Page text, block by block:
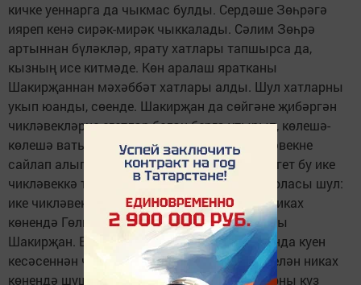
кичке уеннарга да чыкмас булды. Сердәше Зөһрәгә
ияреп кенә сирәк-мирәк чыккалады. Сәлим Зөһрә
артыннан бүләкләр, ярату хатлары тапшырса да,
кызның исе китмәде. Көн аралаш яратканы
Шакирҗаннан мәхәббәт хатлары алды. Шул хатларны
укып юанды, сөенде. Шакирҗан да сөйгәне җибәргән
чикләвекләрне егетләр белән бергә утырып, көлешә-
көлешә ватып ашады. Арадан ике зур чикләвекне
сайлап алып, куен кесәсенә салып куйды. Егет бу ике
чикләвеккә тияргә ярамаганын белә иде. Йоласы шул:
ике чикләвек авылга кире кайтырга тиеш. Никах
көнендә Гөлшаһидәсе белән ватып ашар аны
Шакирҗан. Егет авылны, сөйгәнен сагынганда куен
кесәсеннән чикләвекләрне алып, сөйгәне белән никах
көнендә шушы чикләвекне ваткан минутларны күз